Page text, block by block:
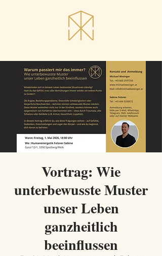
Vortrag: Wie
unterbewusste Muster
unser Leben
ganzheitlich
beeinflussen